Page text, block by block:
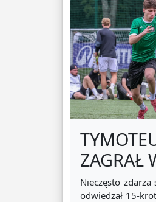
ZAGRAŁ
LIGA
Nieczęsto
odwiedzał 15-